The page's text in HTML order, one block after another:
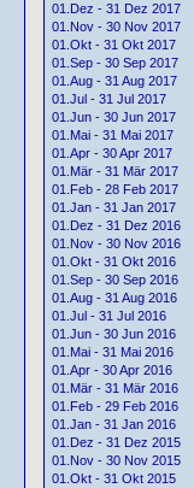
01.Dez - 31 Dez 2017
01.Nov - 30 Nov 2017
01.Okt - 31 Okt 2017
01.Sep - 30 Sep 2017
01.Aug - 31 Aug 2017
01.Jul - 31 Jul 2017
01.Jun - 30 Jun 2017
01.Mai - 31 Mai 2017
01.Apr - 30 Apr 2017
01.Mär - 31 Mär 2017
01.Feb - 28 Feb 2017
01.Jan - 31 Jan 2017
01.Dez - 31 Dez 2016
01.Nov - 30 Nov 2016
01.Okt - 31 Okt 2016
01.Sep - 30 Sep 2016
01.Aug - 31 Aug 2016
01.Jul - 31 Jul 2016
01.Jun - 30 Jun 2016
01.Mai - 31 Mai 2016
01.Apr - 30 Apr 2016
01.Mär - 31 Mär 2016
01.Feb - 29 Feb 2016
01.Jan - 31 Jan 2016
01.Dez - 31 Dez 2015
01.Nov - 30 Nov 2015
01.Okt - 31 Okt 2015